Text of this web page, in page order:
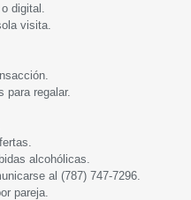
digital.
visita.
para regalar.
alcohólicas.
al (787) 747-7296.
pareja.